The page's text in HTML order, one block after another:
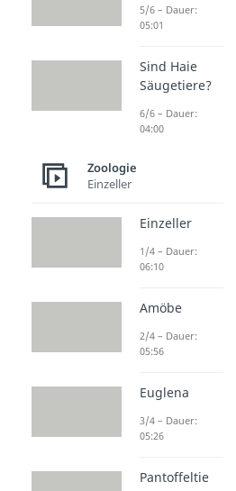
nach vier bis
die Ozelot-
mit auf die Jagd.
Monaten
noch von fester
Etwa zwei bis
Jungtiere im
Mutter
müssen. Dann
mehr in ihrem
sich ein eigenes
5/6 – Dauer:
05:01
Sind Haie
Säugetiere?
6/6 – Dauer:
04:00
Zoologie
Einzeller
Einzeller
1/4 – Dauer:
06:10
Amöbe
2/4 – Dauer:
05:56
Euglena
3/4 – Dauer:
05:26
Pantoffeltie